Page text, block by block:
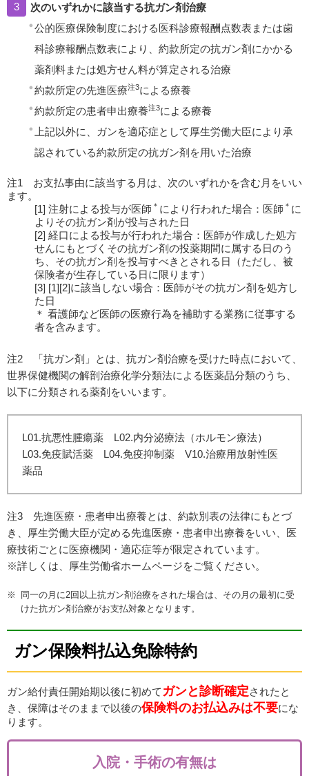
3
次のいずれかに該当する抗ガン剤治療
公的医療保険制度における医科診療報酬点数表または歯
科診療報酬点数表により、約款所定の抗ガン剤にかかる
薬剤料または処方せん料が算定される治療
約款所定の先進医療注3による療養
約款所定の患者申出療養注3による療養
上記以外に、ガンを適応症として厚生労働大臣により承
認されている約款所定の抗ガン剤を用いた治療
注1 お支払事由に該当する月は、次のいずれかを含む月をいい
ます。
[1] 注射による投与が医師 ＊ により行われた場合：医師 ＊ に
よりその抗ガン剤が投与された日
[2] 経口による投与が行われた場合：医師が作成した処方
せんにもとづくその抗ガン剤の投薬期間に属する日のう
ち、その抗ガン剤を投与すべきとされる日（ただし、被
保険者が生存している日に限ります）
[3] [1][2]に該当しない場合：医師がその抗ガン剤を処方し
た日
＊ 看護師など医師の医療行為を補助する業務に従事する
者を含みます。
注2 「抗ガン剤」とは、抗ガン剤治療を受けた時点において、
世界保健機関の解剖治療化学分類法による医薬品分類のうち、
以下に分類される薬剤をいいます。
L01.抗悪性腫瘍薬 L02.内分泌療法（ホルモン療法）
L03.免疫賦活薬 L04.免疫抑制薬 V10.治療用放射性医
薬品
注3 先進医療・患者申出療養とは、約款別表の法律にもとづ
き、厚生労働大臣が定める先進医療・患者申出療養をいい、医
療技術ごとに医療機関・適応症等が限定されています。
※詳しくは、厚生労働省ホームページをご覧ください。
同一の月に2回以上抗ガン剤治療をされた場合は、その月の最初に受
けた抗ガン剤治療がお支払対象となります。
ガン保険料払込免除特約
ガン給付責任開始期以後に初めて ガンと診断確定されたと
き、保障はそのままで以後の保険料のお払込みは不要にな
ります。
入院・手術の有無は